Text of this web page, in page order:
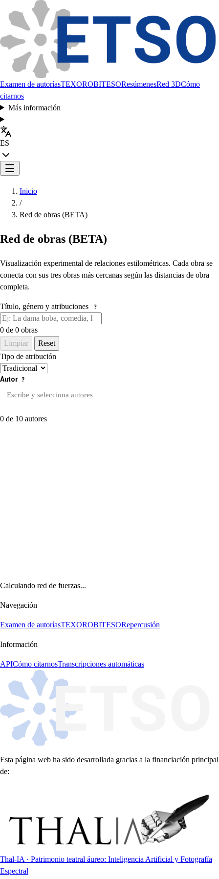
Examen de autoríasTEXOROBITESOResúmenesRed 3DCómo
citarnos
Más información
ES
Inicio
/
Red de obras (BETA)
Red de obras (BETA)
Visualización experimental de relaciones estilométricas. Cada obra se
conecta con sus tres obras más cercanas según las distancias de obra
completa.
Título, género y atribuciones ?
0 de 0 obras
Limpiar
Reset
Tipo de atribución
Autor ?
0 de 10 autores
Calculando red de fuerzas...
Navegación
Examen de autoríasTEXOROBITESORepercusión
Información
APICómo citarnosTranscripciones automáticas
Esta página web ha sido desarrollada gracias a la financiación principal
de:
Thal-IA · Patrimonio teatral áureo: Inteligencia Artificial y Fotografía
Espectral